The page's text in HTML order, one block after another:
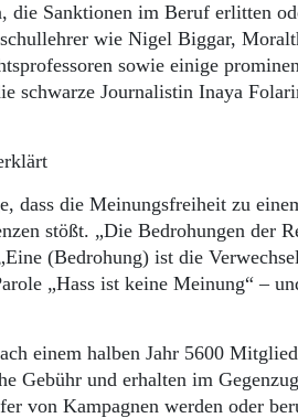
die Sanktionen im Beruf erlitten
wie Nigel Biggar,
sowie einige
schwarze Journalistin Inaya
dass die Meinungsfreiheit zu
stößt. „Die Bedrohungen der
(Bedrohung) ist die
„Hass ist keine Meinung“ –
einem halben Jahr 5600
Gebühr und erhalten im
von Kampagnen werden oder